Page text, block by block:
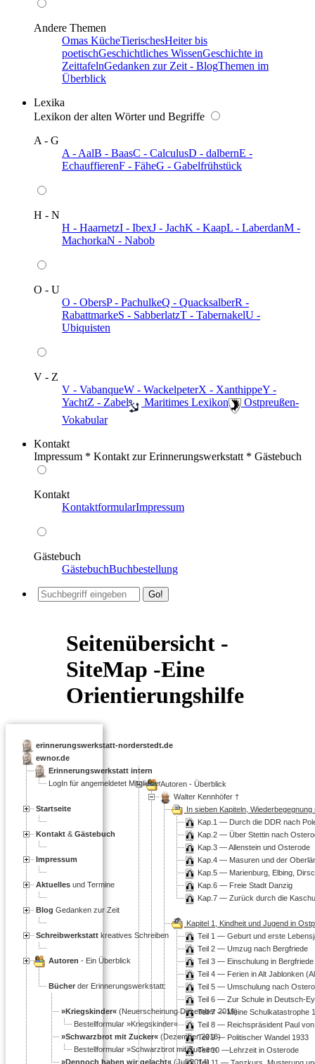
Andere Themen
Omas KücheTierischesHeiter bis
poetischGeschichtliches WissenGeschichte in
ZeittafelnGedanken zur Zeit - BlogThemen im
Überblick
Lexika
Lexikon der alten Wörter und Begriffe
A - G
A - AalB - BaasC - CalculusD - dalbernE -
EchauffierenF - FäheG - Gabelfrühstück
H - N
H - HaarnetzI - IbexJ - JachK - KaapL - LaberdanM -
MachorkaN - Nabob
O - U
O - ObersP - PachulkeQ - QuacksalberR -
RabattmarkeS - SabberlatzT - TabernakelU -
Ubiquisten
V - Z
V - VabanqueW - WackelpeterX - XanthippeY -
YachtZ - Zabel ️ Maritimes Lexikon
️ Ostpreußen-
Vokabular
Kontakt
Impressum * Kontakt zur Erinnerungswerkstatt * Gästebuch
Kontakt
KontaktformularImpressum
Gästebuch
GästebuchBuchbestellung
Seitenübersicht -
SiteMap -Eine
Orientierungshilfe
Autoren - Überblick
Walter Kennhöfer †
In sieben Kapiteln,
Kap.1 — Durch die DDR nach
Kap.2 — Über Stettin nach
Kap.3 — Allenstein und Osterode
Kap.4 — Masuren und der
Kap.5 — Marienburg, Elbing,
Kap.6 — Freie Stadt Danzig
Kap.7 — Zurück durch die
Kapitel 1, Kindheit und Jugend in
Teil 1 — Geburt und erste
Teil 2 — Umzug nach Bergfriede
Teil 3 — Einschulung in Bergfriede
Teil 4 — Ferien in Alt Jablonken
Teil 5 — Umschulung nach
Teil 6 — Zur Schule in Deutsch-
Teil 7 — Meine Schulkatastrophe
Teil 8 — Reichspräsident Paul
Teil 9 — Politischer Wandel 1933
Teil 10 —Lehrzeit in Osterode
erinnerungswerkstatt-norderstedt.de
ewnor.de
Erinnerungswerkstatt intern
LogIn für angemeldetet Mitglieder
Startseite
Kontakt & Gästebuch
Impressum
Aktuelles und Termine
Blog Gedanken zur Zeit
Schreibwerkstatt kreatives Schreiben
Autoren - Ein Überblick
Bücher der Erinnerungswerkstatt:
»Kriegskinder« (Neuerscheinung Dezember 2019)
Bestellformular »Kriegskinder«
»Schwarzbrot mit Zucker« (Dezember 2018)
Bestellformular »Schwarzbrot mit Zucker«
»Dennoch haben wir gelacht« (Juli 2014)